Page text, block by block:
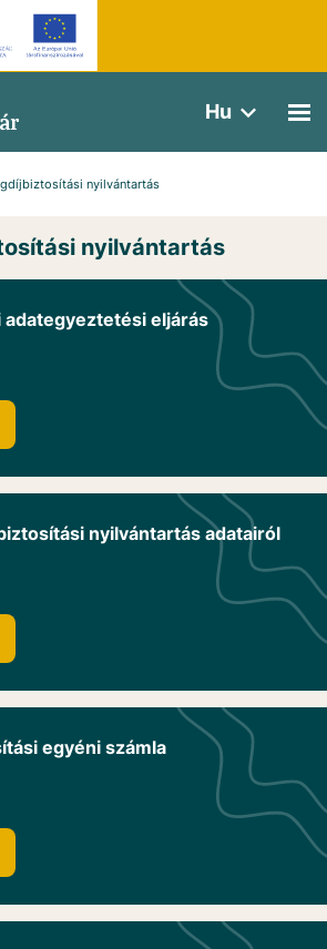
Hu
nyilvántartás
nyilvántartás
eljárás
nyilvántartás adatairól
egyéni számla